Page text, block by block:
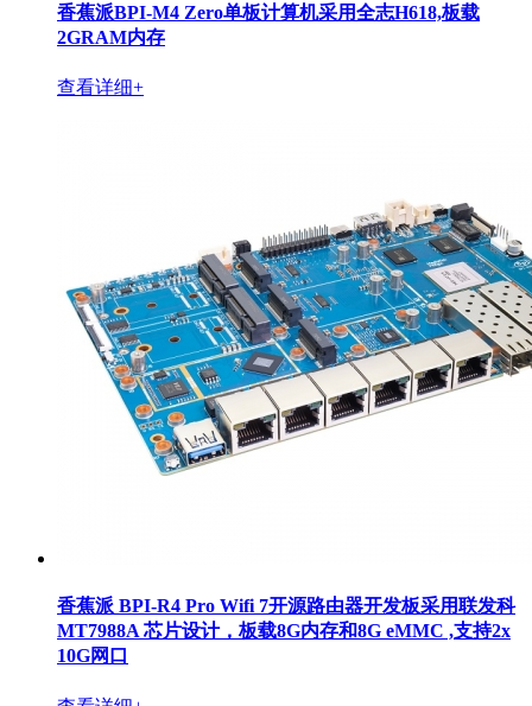
香蕉派BPI-M4 Zero单板计算机采用全志H618,板载
2GRAM内存
查看详细+
香蕉派 BPI-R4 Pro Wifi 7开源路由器开发板采用联发科
MT7988A 芯片设计，板载8G内存和8G eMMC ,支持2x
10G网口